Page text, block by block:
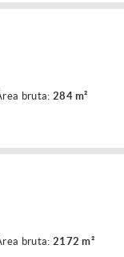
bruta: 284 m²
bruta: 2172 m²